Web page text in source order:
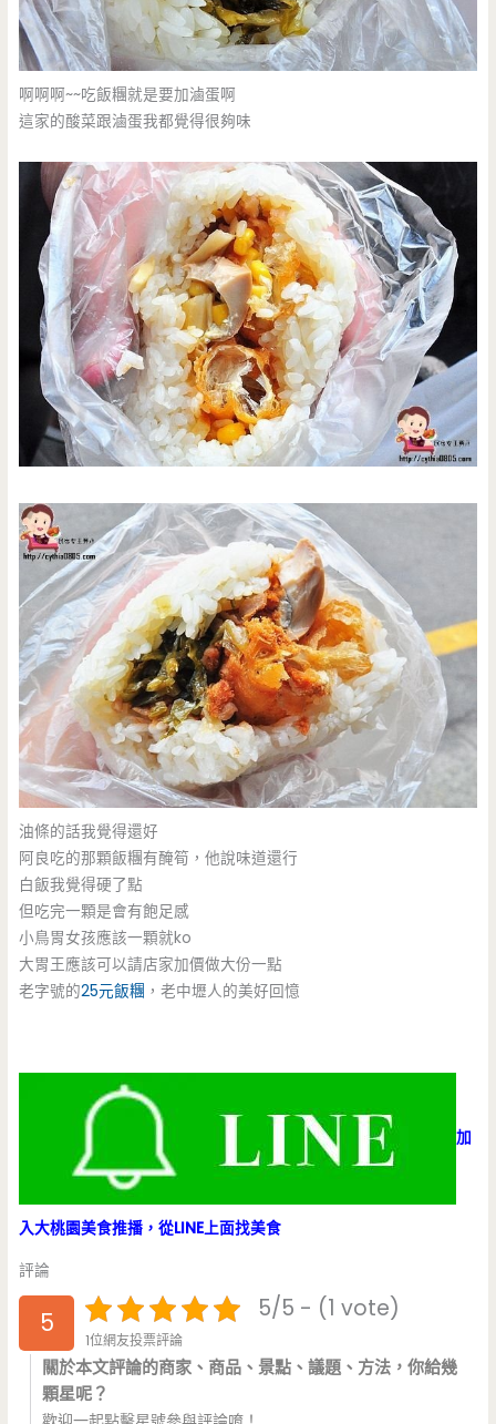
啊啊啊~~吃飯糰就是要加滷蛋啊
這家的酸菜跟滷蛋我都覺得很夠味
油條的話我覺得還好
阿良吃的那顆飯糰有醃筍，他說味道還行
白飯我覺得硬了點
但吃完一顆是會有飽足感
小鳥胃女孩應該一顆就ko
大胃王應該可以請店家加價做大份一點
老字號的25元飯糰 ，老中壢人的美好回憶
加
入大桃園美食推播，從LINE上面找美食
評論
5 5/5 - (1 vote)
1位網友投票評論
關於本文評論的商家、商品、景點、議題、方法，你給幾
顆星呢？